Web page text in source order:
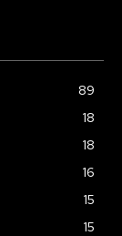
89
18
18
16
15
15